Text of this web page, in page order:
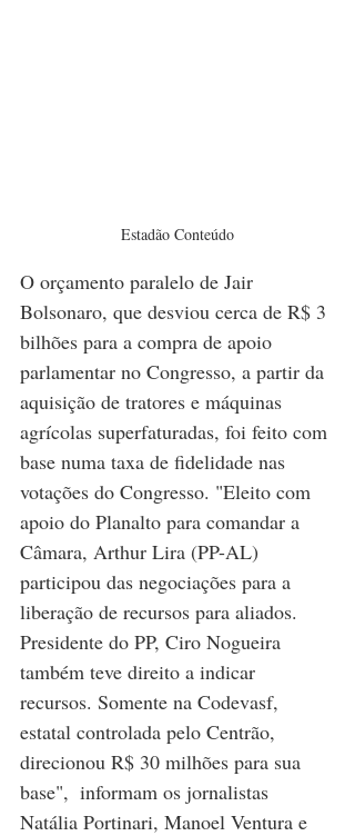
Estadão Conteúdo
O orçamento paralelo de Jair
Bolsonaro, que desviou cerca de R$ 3
bilhões para a compra de apoio
parlamentar no Congresso, a partir da
aquisição de tratores e máquinas
agrícolas superfaturadas, foi feito com
base numa taxa de fidelidade nas
votações do Congresso. "Eleito com
apoio do Planalto para comandar a
Câmara, Arthur Lira (PP-AL)
participou das negociações para a
liberação de recursos para aliados.
Presidente do PP, Ciro Nogueira
também teve direito a indicar
recursos. Somente na Codevasf,
estatal controlada pelo Centrão,
direcionou R$ 30 milhões para sua
base",  informam os jornalistas
Natália Portinari, Manoel Ventura e